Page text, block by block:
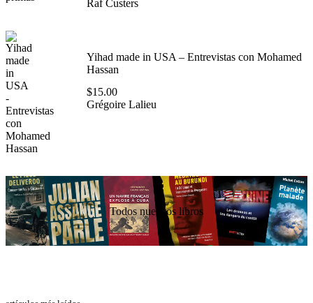
Raf Custers
Yihad made in USA – Entrevistas con Mohamed
Hassan
$15.00
Grégoire Lalieu
Todos nuestros libros